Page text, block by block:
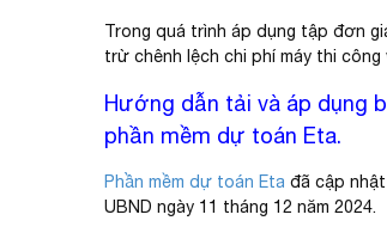
Trong quá trình áp dụng tập đơn
trừ chênh lệch chi phí máy thi
Hướng dẫn tải và áp dụng
phần mềm dự toán Eta.
Phần mềm dự toán Eta đã cập
UBND ngày 11 tháng 12 năm 2024.